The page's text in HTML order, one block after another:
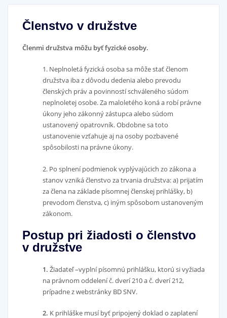
Členstvo v družstve
Členmi družstva môžu byť fyzické osoby.
1. Neplnoletá fyzická osoba sa môže stať členom
družstva iba z dôvodu dedenia alebo prevodu
členských práv a povinností schváleného súdom
neplnoletej osobe. Za maloletého koná a robí právne
úkony jeho zákonný zástupca alebo súdom
ustanovený opatrovník. Obdobne sa toto
ustanovenie vzťahuje aj na osoby pozbavené
spôsobilosti na právne úkony.
2. Po splnení podmienok vyplývajúcich zo zákona a
stanov vzniká členstvo za trvania družstva: a) prijatím
za člena na základe písomnej členskej prihlášky, b)
prevodom členstva, c) iným spôsobom ustanoveným
zákonom.
Postup pri žiadosti o členstvo
v družstve
1. Žiadateľ –vyplní písomnú prihlášku, ktorú si vyžiada
na právnom oddelení č. dverí 210 a č. dverí 212,
prípadne z webstránky BD SNV.
2. K prihláške musí byť pripojený doklad o zaplatení